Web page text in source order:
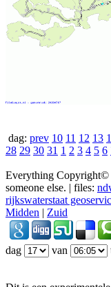
dag: prev 10 11 12 13
28 29 30 31 1 2 3 4 5 6
Everything Copyright©
someone else. | files:
rijkswaterstaat
Midden | Zuid
dag van